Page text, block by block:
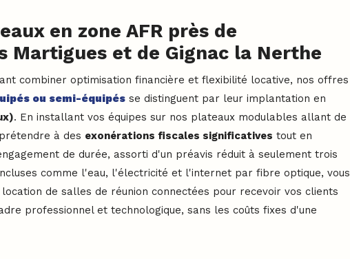
en zone AFR près de
Martigues et de Gignac la Nerthe
combiner optimisation financière et flexibilité locative, nos offres
ou semi-équipés se distinguent par leur implantation en
. En installant vos équipes sur nos plateaux modulables allant de
à des exonérations fiscales significatives tout en
de durée, assorti d'un préavis réduit à seulement trois
comme l'eau, l'électricité et l'internet par fibre optique, vous
de salles de réunion connectées pour recevoir vos clients
professionnel et technologique, sans les coûts fixes d'une